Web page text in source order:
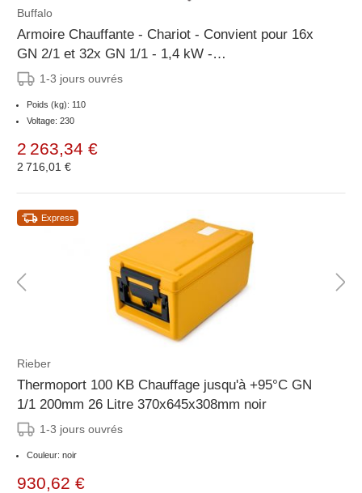
Buffalo
Armoire Chauffante - Chariot - Convient pour 16x
GN 2/1 et 32x GN 1/1 - 1,4 kW -
807x885x(H)1770mm
1-3 jours ouvrés
Poids (kg): 110
Voltage: 230
2 263,34 €
2 716,01 €
Express
Rieber
Thermoport 100 KB Chauffage jusqu'à +95°C GN
1/1 200mm 26 Litre 370x645x308mm noir
1-3 jours ouvrés
Couleur: noir
930,62 €